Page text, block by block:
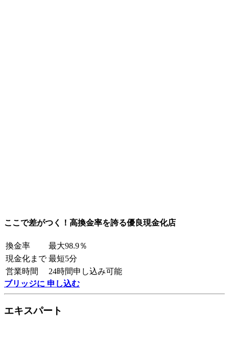
ここで差がつく！高換金率を誇る優良現金化店
換金率
最大98.9％
現金化まで 最短5分
営業時間
24時間申し込み可能
ブリッジに 申し込む
エキスパート